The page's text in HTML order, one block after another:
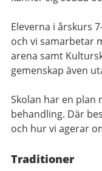
Eleverna i årskurs
och vi samarbetar
arena samt
gemenskap även
Skolan har en plan
behandling. Där
och hur vi agerar
Traditioner